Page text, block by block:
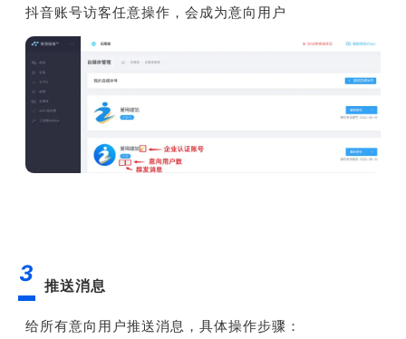
抖音账号访客任意操作，会成为意向用户
3 推送消息
给所有意向用户推送消息，具体操作步骤：